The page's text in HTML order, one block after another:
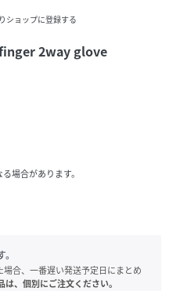
ショップに登録する
2way glove
場合があります。
合、一番遅い発送予定日にまとめ
は、個別にご注文ください。